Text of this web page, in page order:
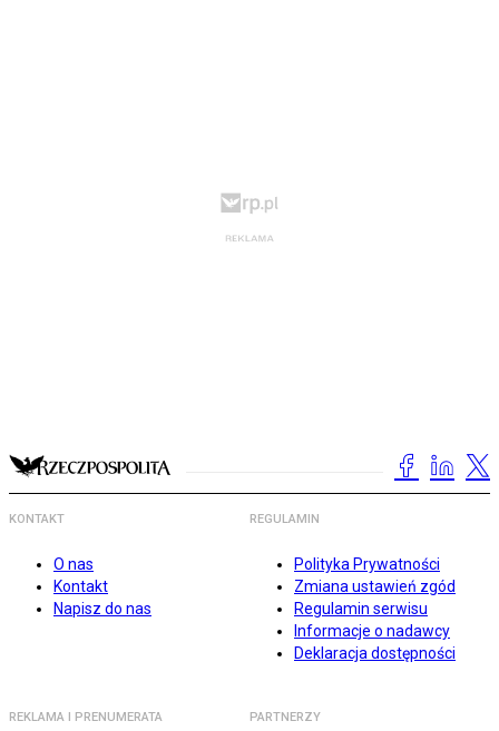
KONTAKT
O nas
Kontakt
Napisz do nas
REGULAMIN
Polityka Prywatności
Zmiana ustawień zgód
Regulamin serwisu
Informacje o nadawcy
Deklaracja dostępności
REKLAMA I PRENUMERATA PARTNERZY